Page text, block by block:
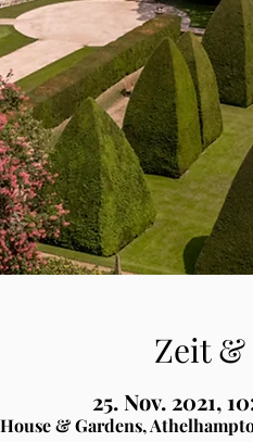
Zeit
25. Nov. 2021,
& Gardens,